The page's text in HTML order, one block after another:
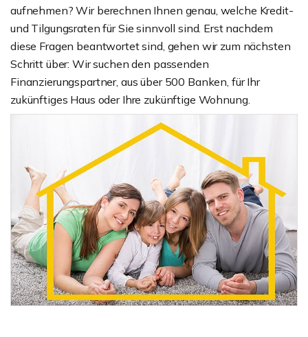
aufnehmen? Wir berechnen Ihnen genau, welche Kredit-
und Tilgungsraten für Sie sinnvoll sind. Erst nachdem
diese Fragen beantwortet sind, gehen wir zum nächsten
Schritt über: Wir suchen den passenden
Finanzierungspartner, aus über 500 Banken, für Ihr
zukünftiges Haus oder Ihre zukünftige Wohnung.